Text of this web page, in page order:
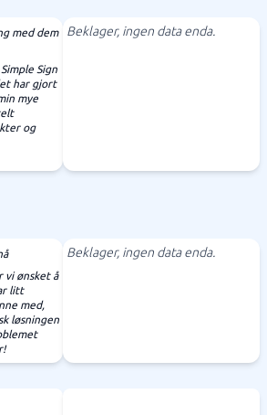
med dem
Sign
har gjort
mye
og
Beklager, ingen data enda.
vi ønsket å
litt
med,
løsningen
Beklager, ingen data enda.